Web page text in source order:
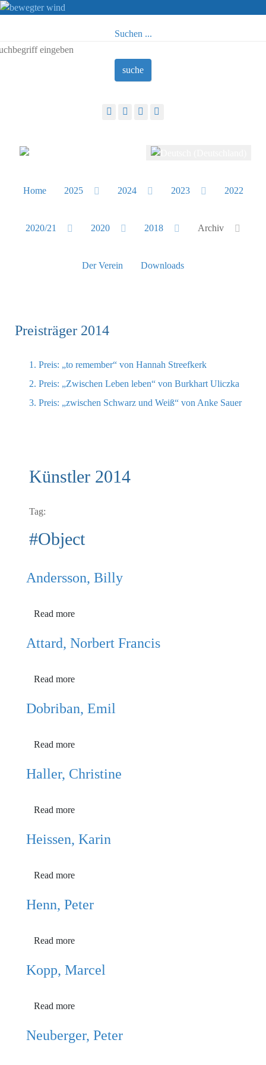
Suchen ...
suche
Sprache auswählen
Home 2025 2024 2023 2022
2020/21 2020 2018 Archiv
Der Verein Downloads
Preisträger 2014
1. Preis: „to remember“ von Hannah Streefkerk
2. Preis: „Zwischen Leben leben“ von Burkhart Uliczka
3. Preis: „zwischen Schwarz und Weiß“ von Anke Sauer
Künstler 2014
Tag:
#Object
Andersson, Billy
Read more
Attard, Norbert Francis
Read more
Dobriban, Emil
Read more
Haller, Christine
Read more
Heissen, Karin
Read more
Henn, Peter
Read more
Kopp, Marcel
Read more
Neuberger, Peter